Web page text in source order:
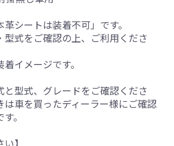
シートは装着不可」です。
型式をご確認の上、ご利用くださ
イメージです。
型式、グレードをご確認くださ
は車を買ったディーラー様にご確認
。
】